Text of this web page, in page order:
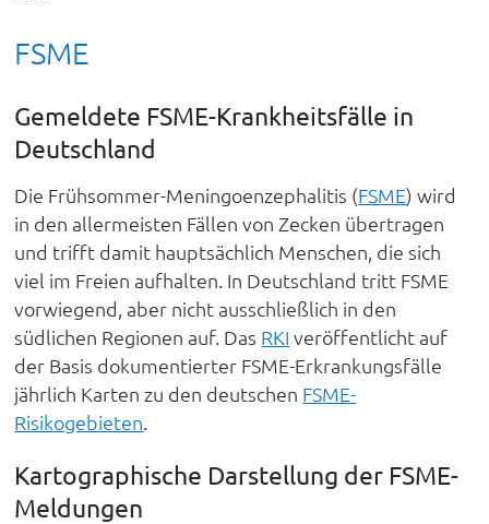
FSME
Gemeldete FSME-Krankheitsfälle in
Deutschland
Die Frühsommer-Meningoenzephalitis (FSME) wird
in den allermeisten Fällen von Zecken übertragen
und trifft damit hauptsächlich Menschen, die sich
viel im Freien aufhalten. In Deutschland tritt FSME
vorwiegend, aber nicht ausschließlich in den
südlichen Regionen auf. Das RKI veröffentlicht auf
der Basis dokumentierter FSME-Erkrankungsfälle
jährlich Karten zu den deutschen FSME-
Risikogebieten.
Kartographische Darstellung der FSME-
Meldungen